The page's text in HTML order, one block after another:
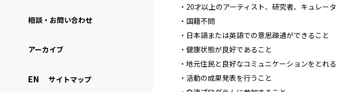
相談・お問い合わせ
アーカイブ
EN サイトマップ
・20才以上のアーティスト、研究者、キュレー
・国籍不問
・⽇本語または英語での意思疎通ができること
・健康状態が良好であること
・地元住⺠と良好なコミュニケーションをとれ
・活動の成果発表を⾏うこと